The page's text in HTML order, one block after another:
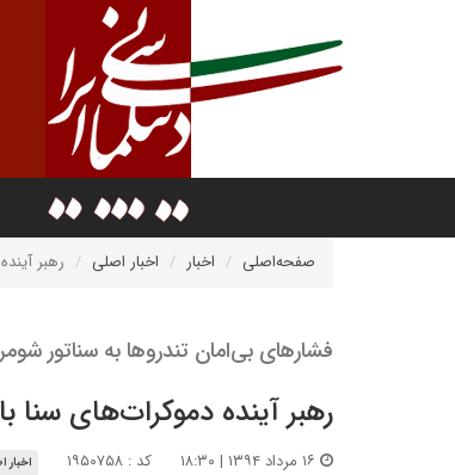
صفحه‌اصلی اخبار اخبار اصلی رهبر
فشارهای بی‌امان تندروها به سناتور شومر
رهبر آینده دموکرات‌های سنا
کد : ۱۹۵۰۷۵۸ اخبار